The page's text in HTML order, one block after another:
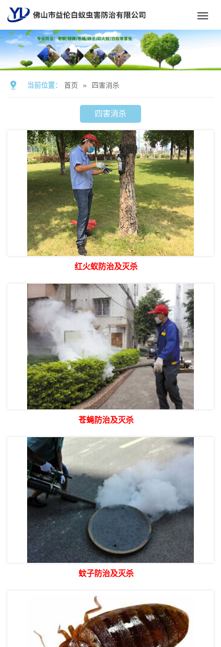
当前位置： 首页 » 四害消杀
四害消杀
红火蚁防治及灭杀
苍蝇防治及灭杀
蚊子防治及灭杀